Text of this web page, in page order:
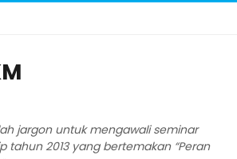
jargon untuk mengawali seminar
tahun 2013 yang bertemakan “Peran